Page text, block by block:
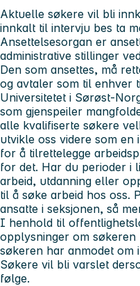
Aktuelle søkere vil bli
innkalt til intervju bes ta
Ansettelsesorgan er
administrative stillinger
Den som ansettes, må
og avtaler som til enhver
Universitetet i Sørøst-
som gjenspeiler
alle kvalifiserte søkere
utvikle oss videre som en
for å tilrettelegge
for det. Har du perioder i
arbeid, utdanning eller
til å søke arbeid hos oss.
ansatte i seksjonen, så
I henhold til
opplysninger om
søkeren har anmodet om
Søkere vil bli varslet
følge.